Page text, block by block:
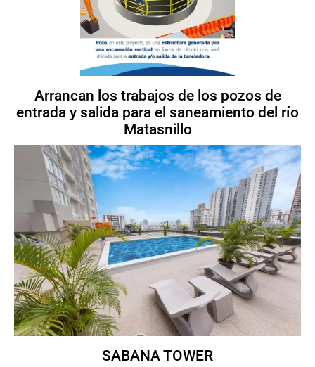
Arrancan los trabajos de los pozos de
entrada y salida para el saneamiento del río
Matasnillo
SABANA TOWER